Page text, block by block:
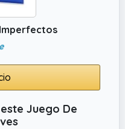
Juego De